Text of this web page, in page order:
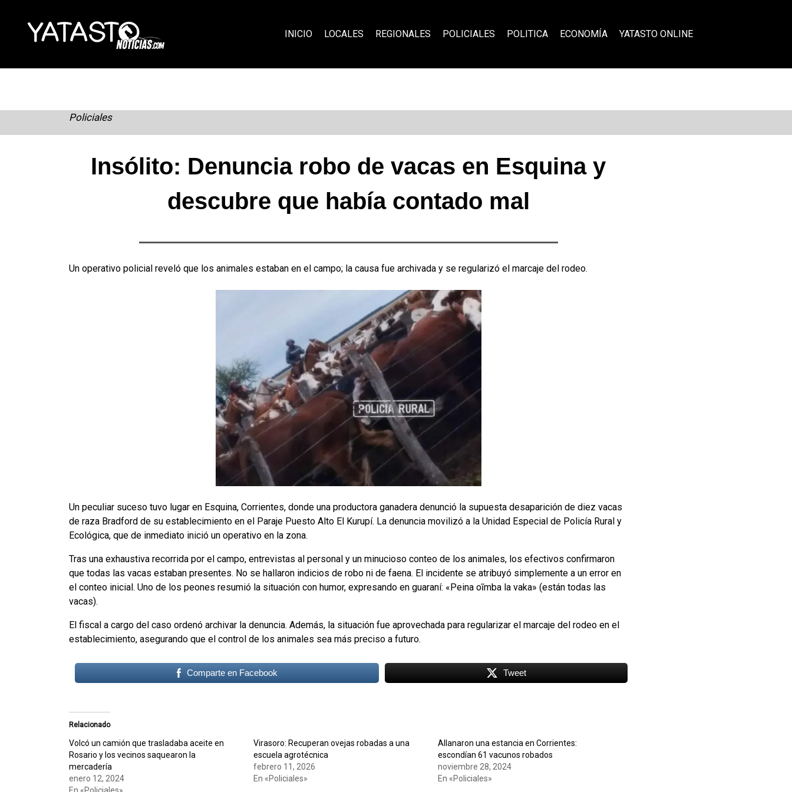
INICIO LOCALES REGIONALES POLICIALES POLITICA ECONOMÍA YATASTO ONLINE
Policiales
Insólito: Denuncia robo de vacas en Esquina y
descubre que había contado mal
Un operativo policial reveló que los animales estaban en el campo; la causa fue archivada y se regularizó el marcaje del rodeo.
Un peculiar suceso tuvo lugar en Esquina, Corrientes, donde una productora ganadera denunció la supuesta desaparición de diez vacas
de raza Bradford de su establecimiento en el Paraje Puesto Alto El Kurupí. La denuncia movilizó a la Unidad Especial de Policía Rural y
Ecológica, que de inmediato inició un operativo en la zona.
Tras una exhaustiva recorrida por el campo, entrevistas al personal y un minucioso conteo de los animales, los efectivos confirmaron
que todas las vacas estaban presentes. No se hallaron indicios de robo ni de faena. El incidente se atribuyó simplemente a un error en
el conteo inicial. Uno de los peones resumió la situación con humor, expresando en guaraní: «Peina oĩmba la vaka» (están todas las
vacas).
El fiscal a cargo del caso ordenó archivar la denuncia. Además, la situación fue aprovechada para regularizar el marcaje del rodeo en el
establecimiento, asegurando que el control de los animales sea más preciso a futuro.
Comparte en Facebook Tweet
Relacionado
Volcó un camión que trasladaba aceite en
Rosario y los vecinos saquearon la
mercadería
enero 12, 2024
En «Policiales»
Virasoro: Recuperan ovejas robadas a una
escuela agrotécnica
febrero 11, 2026
En «Policiales»
Allanaron una estancia en Corrientes:
escondían 61 vacunos robados
noviembre 28, 2024
En «Policiales»